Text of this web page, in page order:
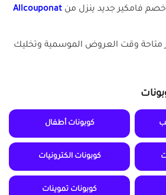
خصم فامكير جديد ينزل من Allcouponat
متاحة وقت العروض الموسمية وتخليك
كوبونات أطفال
كوبونات الكترونيات
كوبونات تموينات